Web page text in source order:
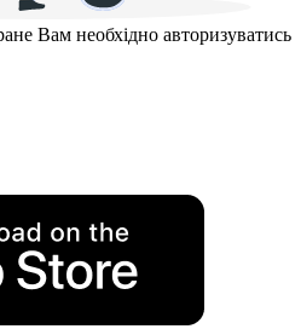
Вам необхідно авторизуватись